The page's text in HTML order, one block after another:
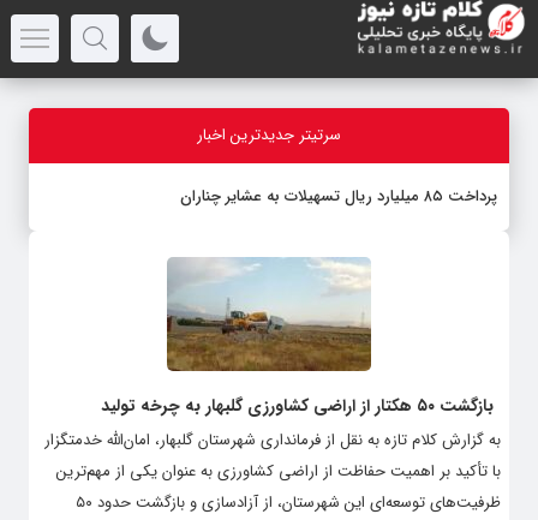
سرتیتر جدیدترین اخبار
پرداخت ۸۵ میلیارد ریال تسهیلات به عشایر چناران
بازگشت ۵۰ هکتار از اراضی کشاورزی گلبهار به چرخه تولید
به گزارش کلام تازه به نقل از فرمانداری شهرستان گلبهار، امان‌الله خدمتگزار
با تأکید بر اهمیت حفاظت از اراضی کشاورزی به عنوان یکی از مهم‌ترین
ظرفیت‌های توسعه‌ای این شهرستان، از آزادسازی و بازگشت حدود ۵۰